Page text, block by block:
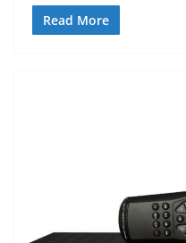
Read More